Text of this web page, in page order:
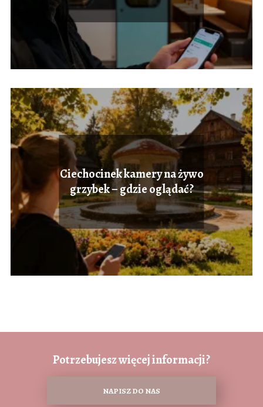
Ciechocinek kamery na żywo
grzybek – gdzie oglądać?
Potrzebujesz więcej informacji?
NAPISZ DO NAS